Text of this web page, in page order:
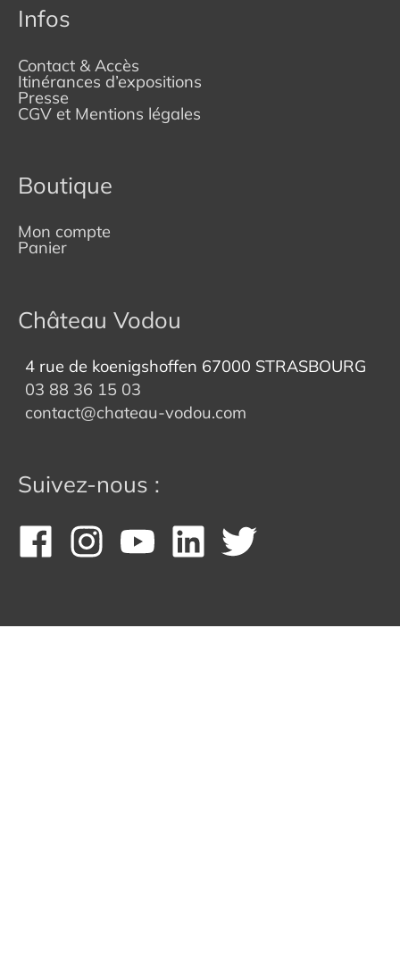
Infos
Contact & Accès
Itinérances d’expositions
Presse
CGV et Mentions légales
Boutique
Mon compte
Panier
Château Vodou
4 rue de koenigshoffen 67000 STRASBOURG
03 88 36 15 03
contact@chateau-vodou.com
Suivez-nous :